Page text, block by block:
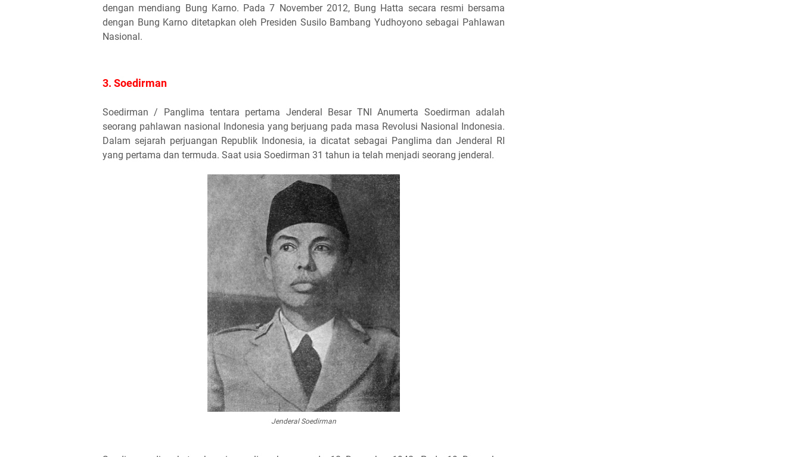
dengan mendiang Bung Karno. Pada 7 November 2012, Bung Hatta secara resmi bersama
dengan Bung Karno ditetapkan oleh Presiden Susilo Bambang Yudhoyono sebagai Pahlawan
Nasional.
3. Soedirman
Soedirman / Panglima tentara pertama Jenderal Besar TNI Anumerta Soedirman adalah
seorang pahlawan nasional Indonesia yang berjuang pada masa Revolusi Nasional Indonesia.
Dalam sejarah perjuangan Republik Indonesia, ia dicatat sebagai Panglima dan Jenderal RI
yang pertama dan termuda. Saat usia Soedirman 31 tahun ia telah menjadi seorang jenderal.
Jenderal Soedirman